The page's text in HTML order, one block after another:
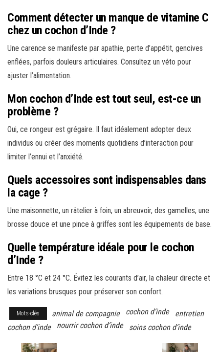
Comment détecter un manque de vitamine C
chez un cochon d’Inde ?
Une carence se manifeste par apathie, perte d’appétit, gencives
enflées, parfois douleurs articulaires. Consultez un véto pour
ajuster l’alimentation.
Mon cochon d’Inde est tout seul, est-ce un
problème ?
Oui, ce rongeur est grégaire. Il faut idéalement adopter deux
individus ou créer des moments quotidiens d’interaction pour
limiter l’ennui et l’anxiété.
Quels accessoires sont indispensables dans
la cage ?
Une maisonnette, un râtelier à foin, un abreuvoir, des gamelles, une
brosse douce et une pince à griffes sont les équipements de base.
Quelle température idéale pour le cochon
d’Inde ?
Entre 18 °C et 24 °C. Évitez les courants d’air, la chaleur directe et
les variations brusques pour préserver son confort.
Mots-clés animal de compagnie cochon d’inde
entretien
cochon d’inde
nourrir cochon d’inde soins cochon d’inde